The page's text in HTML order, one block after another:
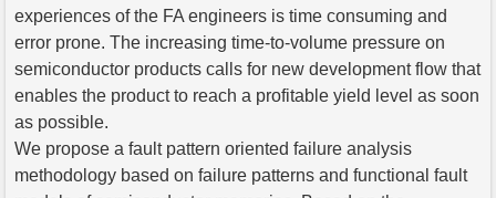
experiences of the FA engineers is time consuming and
error prone. The increasing time-to-volume pressure on
semiconductor products calls for new development flow that
enables the product to reach a profitable yield level as soon
as possible.
We propose a fault pattern oriented failure analysis
methodology based on failure patterns and functional fault